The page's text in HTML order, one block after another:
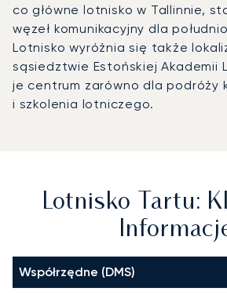
co główne lotnisko w Tallinnie,
węzeł komunikacyjny dla
Lotnisko wyróżnia się także
sąsiedztwie Estońskiej Akademii
je centrum zarówno dla podróży
i szkolenia lotniczego.
Lotnisko Tartu:
Współrzędne (DMS)